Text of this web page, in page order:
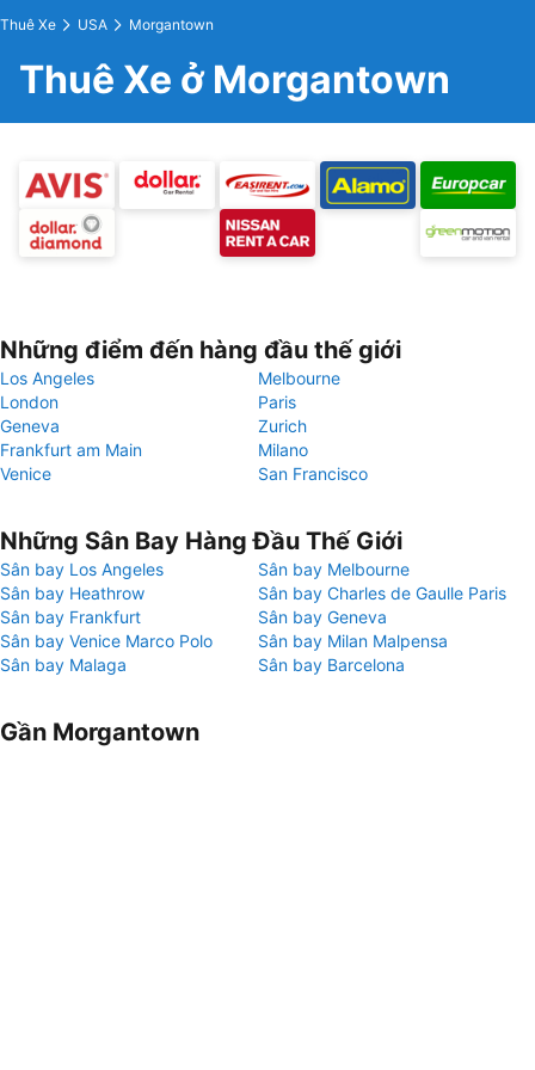
Thuê Xe USA Morgantown
Thuê Xe ở Morgantown
Những điểm đến hàng đầu thế giới
Los Angeles
Melbourne
London
Paris
Geneva
Zurich
Frankfurt am Main
Milano
Venice
San Francisco
Những Sân Bay Hàng Đầu Thế Giới
Sân bay Los Angeles
Sân bay Melbourne
Sân bay Heathrow
Sân bay Charles de Gaulle Paris
Sân bay Frankfurt
Sân bay Geneva
Sân bay Venice Marco Polo
Sân bay Milan Malpensa
Sân bay Malaga
Sân bay Barcelona
Gần Morgantown